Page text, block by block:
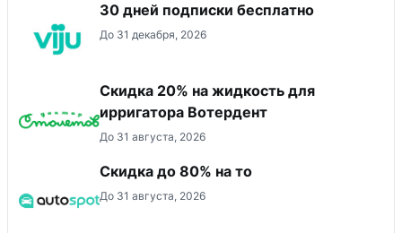
30 дней подписки бесплатно
До 31 декабря, 2026
Скидка 20% на жидкость для
ирригатора Вотердент
До 31 августа, 2026
Скидка до 80% на то
До 31 августа, 2026